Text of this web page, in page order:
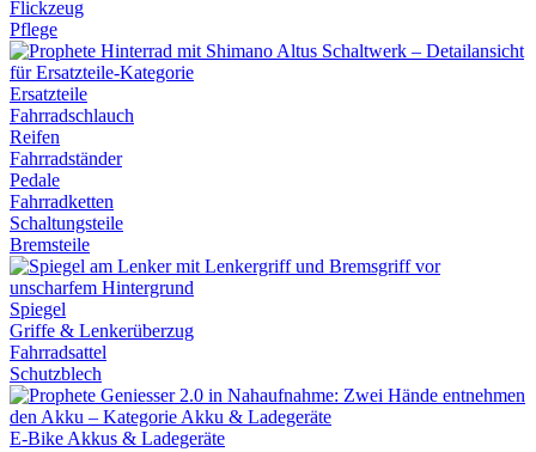
Flickzeug
Pflege
Ersatzteile
Fahrradschlauch
Reifen
Fahrradständer
Pedale
Fahrradketten
Schaltungsteile
Bremsteile
Spiegel
Griffe & Lenkerüberzug
Fahrradsattel
Schutzblech
E-Bike Akkus & Ladegeräte